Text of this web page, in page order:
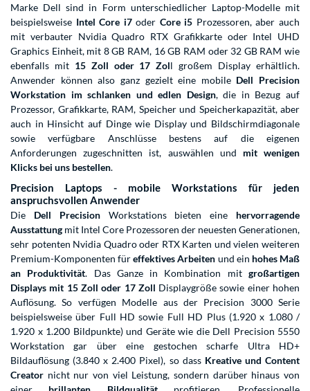
Marke Dell sind in Form unterschiedlicher Laptop-Modelle mit
beispielsweise Intel Core i7oder Core i5 Prozessoren, aber auch
mit verbauter Nvidia Quadro RTX Grafikkarte oder Intel UHD
Graphics Einheit, mit 8 GB RAM, 16 GB RAM oder 32 GB RAM wie
ebenfalls mit 15 Zoll oder 17 Zoll großem Display erhältlich.
Anwender können also ganz gezielt eine mobile Dell Precision
Workstation im schlanken und edlen Design, die in Bezug auf
Prozessor, Grafikkarte, RAM, Speicher und Speicherkapazität, aber
auch in Hinsicht auf Dinge wie Display und Bildschirmdiagonale
sowie verfügbare Anschlüsse bestens auf die eigenen
Anforderungen zugeschnitten ist, auswählen und mit wenigen
Klicks bei uns bestellen.
Precision Laptops - mobile Workstations für jeden
anspruchsvollen Anwender
Die Dell PrecisionWorkstations bieten eine hervorragende
Ausstattung mit Intel Core Prozessoren der neuesten Generationen,
sehr potenten Nvidia Quadro oder RTX Karten und vielen weiteren
Premium-Komponenten füreffektives Arbeiten und ein hohes Maß
an Produktivität. Das Ganze in Kombination mitgroßartigen
Displays mit 15 Zoll oder 17 Zoll Displaygröße sowie einer hohen
Auflösung. So verfügen Modelle aus der Precision 3000 Serie
beispielsweise über Full HD sowie Full HD Plus (1.920 x 1.080 /
1.920 x 1.200 Bildpunkte) und Geräte wie die Dell Precision 5550
Workstation gar über eine gestochen scharfe Ultra HD+
Bildauflösung (3.840 x 2.400 Pixel), so dass Kreative und Content
Creator nicht nur von viel Leistung, sondern darüber hinaus von